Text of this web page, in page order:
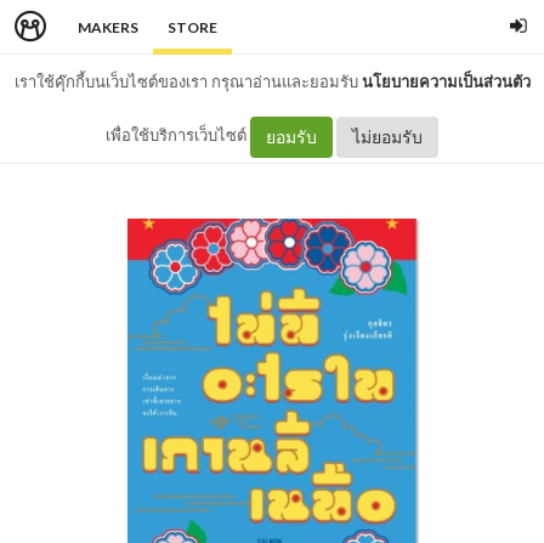
MAKERS STORE
เราใช้คุ๊กกี้บนเว็บไซต์ของเรา กรุณาอ่านและยอมรับนโยบายความเป็นส่วนตัว
เพื่อใช้บริการเว็บไซต์ ยอมรับ ไม่ยอมรับ